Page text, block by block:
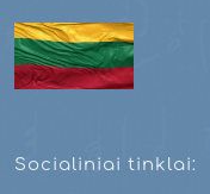
Socialiniai tinklai: